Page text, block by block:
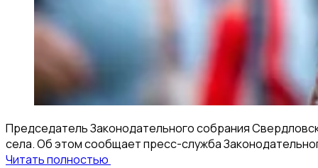
Председатель Законодательного собрания
села. Об этом сообщает пресс-служба
Читать полностью